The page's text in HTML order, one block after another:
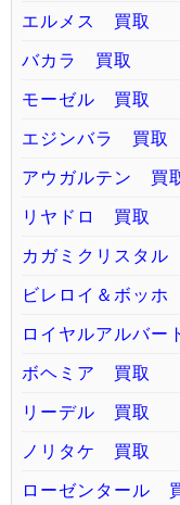
エルメス 買取
バカラ 買取
モーゼル 買取
エジンバラ 買取
アウガルテン 買
リヤドロ 買取
カガミクリスタ
ビレロイ＆ボッ
ロイヤルアルバ
ボヘミア 買取
リーデル 買取
ノリタケ 買取
ローゼンタール